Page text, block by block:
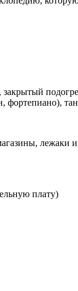
фортепиано),
лежаки
плату)